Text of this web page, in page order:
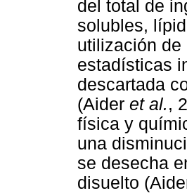
del total de
solubles,
utilización de
estadísticas
descartada
(Aider et al.,
física y
una
se desecha
disuelto